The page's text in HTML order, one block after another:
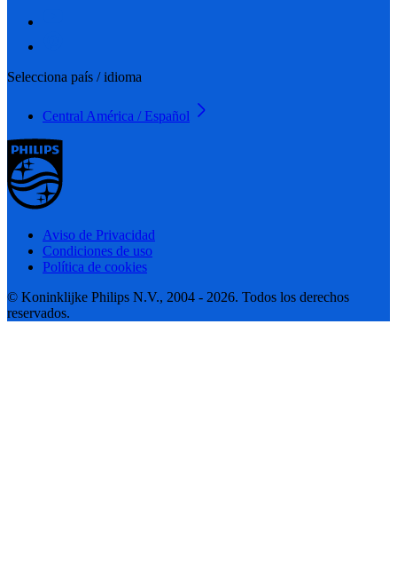
Selecciona país / idioma
Central América / Español
Aviso de Privacidad
Condiciones de uso
Política de cookies
© Koninklijke Philips N.V., 2004 - 2026. Todos los derechos
reservados.